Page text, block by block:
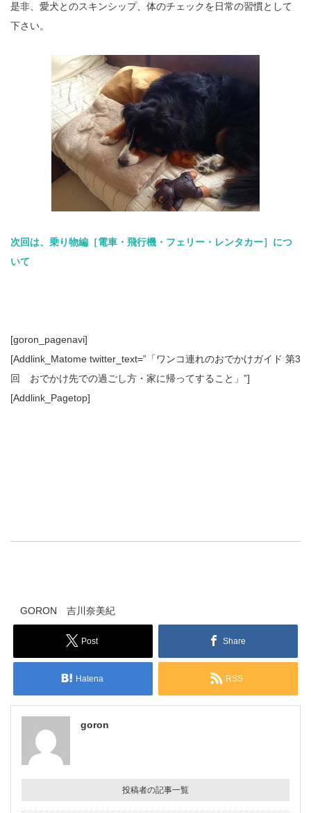
是非、愛犬とのスキンシップ、体のチェックを日常の習慣として
下さい。
次回は、乗り物編［電車・飛行機・フェリー・レンタカー］につ
いて
[goron_pagenavi]
[Addlink_Matome twitter_text=”「ワンコ連れのおでかけガイド 第3
回 おでかけ先での過ごし方・家に帰ってすること」”]
[Addlink_Pagetop]
GORON 吉川奈美紀
Post Share
Hatena RSS
goron
投稿者の記事一覧